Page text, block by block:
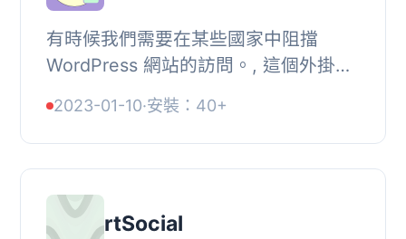
有時候我們需要在某些國家中阻擋
WordPress 網站的訪問。, 這個外掛可
網站的需求。, 如何使用？, , 進入後
台，轉到「封...
2023-01-10·安裝：40+
rtSocial